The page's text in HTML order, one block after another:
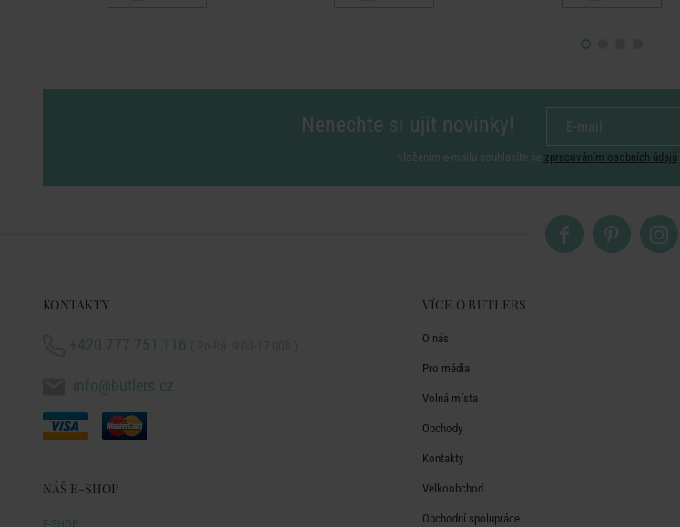
Nenechte si ujít novinky!
vložením e-mailu souhlasíte se zpracováním osobních údajů
KONTAKTY
+420 777 751 116
info@butlers.cz
NÁŠ E-SHOP
E-SHOP
VÍCE O BUTLERS
O nás
Pro média
Volná místa
Obchody
Kontakty
Velkoobchod
Obchodní spolupráce